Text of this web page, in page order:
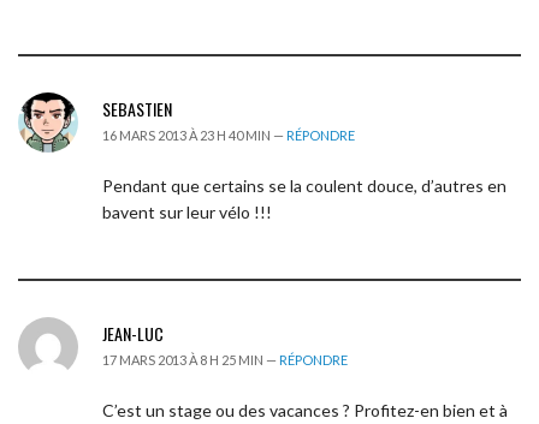
SEBASTIEN
16 MARS 2013 À 23 H 40 MIN — RÉPONDRE
Pendant que certains se la coulent douce, d’autres en
bavent sur leur vélo !!!
JEAN-LUC
17 MARS 2013 À 8 H 25 MIN — RÉPONDRE
C’est un stage ou des vacances ? Profitez-en bien et à